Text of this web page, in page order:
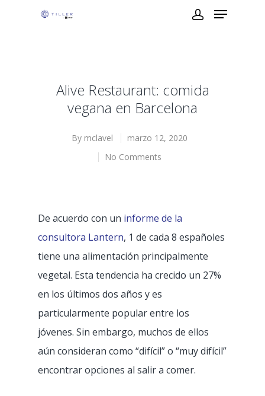
Alive Restaurant: comida
vegana en Barcelona
By mclavel
marzo 12, 2020
No Comments
De acuerdo con un informe de la
consultora Lantern, 1 de cada 8 españoles
tiene una alimentación principalmente
vegetal. Esta tendencia ha crecido un 27%
en los últimos dos años y es
particularmente popular entre los
jóvenes. Sin embargo, muchos de ellos
aún consideran como “difícil” o “muy difícil”
encontrar opciones al salir a comer.